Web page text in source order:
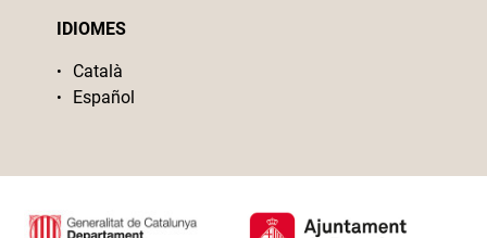
IDIOMES
Català
Español